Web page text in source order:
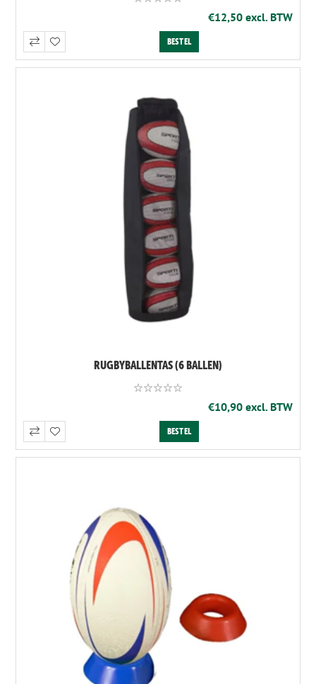
€12,50 excl. BTW
RUGBYBALLENTAS (6 BALLEN)
€10,90 excl. BTW